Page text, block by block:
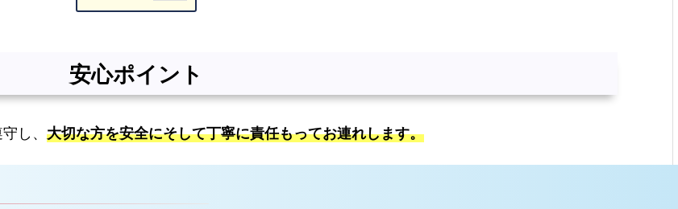
安
イ
ン
ト
料
安心ポイント
し、 大切な方を安全にそして丁寧に責任もってお連れします。